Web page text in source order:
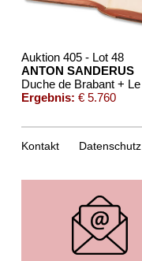
Auktion 405 - Lot 48
ANTON SANDERUS
Ergebnis: € 5.760
Kontakt Datenschutz